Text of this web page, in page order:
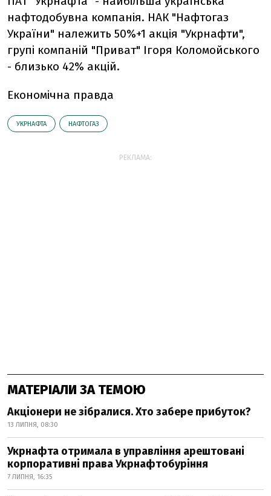
нафтодобувна компанія. НАК "Нафтогаз
України" належить 50%+1 акція "Укрнафти",
групі компаній "Приват" Ігоря Коломойського
- близько 42% акцій.
Економічна правда
УКРНАФТА НАФТОГАЗ
РЕКЛАМА:
МАТЕРІАЛИ ЗА ТЕМОЮ
Акціонери не зібралися. Хто забере прибуток?
13 ЛИПНЯ, 08:30
Укрнафта отримала в управління арештовані
корпоративні права Укрнафтобуріння
7 ЛИПНЯ, 16:35